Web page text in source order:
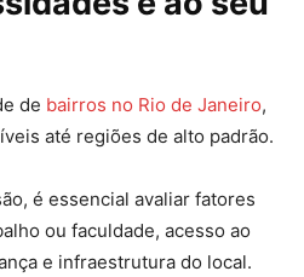
de bairros no Rio de Janeiro,
até regiões de alto padrão.
é essencial avaliar fatores
ou faculdade, acesso ao
e infraestrutura do local.